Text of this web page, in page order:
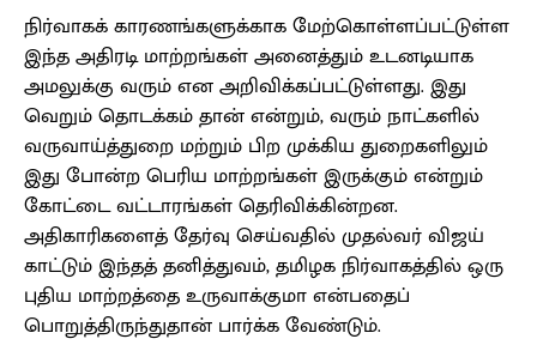
நிர்வாகக் காரணங்களுக்காக மேற்கொள்ளப்பட்டுள்ள
இந்த அதிரடி மாற்றங்கள் அனைத்தும் உடனடியாக
அமலுக்கு வரும் என அறிவிக்கப்பட்டுள்ளது. இது
வெறும் தொடக்கம் தான் என்றும், வரும் நாட்களில்
வருவாய்த்துறை மற்றும் பிற முக்கிய துறைகளிலும்
இது போன்ற பெரிய மாற்றங்கள் இருக்கும் என்றும்
கோட்டை வட்டாரங்கள் தெரிவிக்கின்றன.
அதிகாரிகளைத் தேர்வு செய்வதில் முதல்வர் விஜய்
காட்டும் இந்தத் தனித்துவம், தமிழக நிர்வாகத்தில் ஒரு
புதிய மாற்றத்தை உருவாக்குமா என்பதைப்
பொறுத்திருந்துதான் பார்க்க வேண்டும்.